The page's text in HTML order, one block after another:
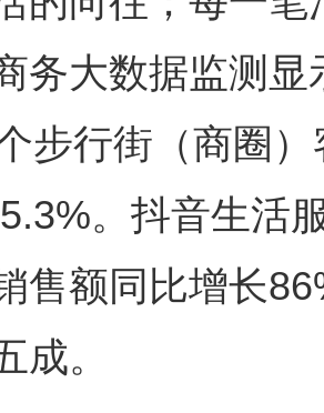
务大数据监测
步行街（商圈
。抖音生活
售额同比增长
成。